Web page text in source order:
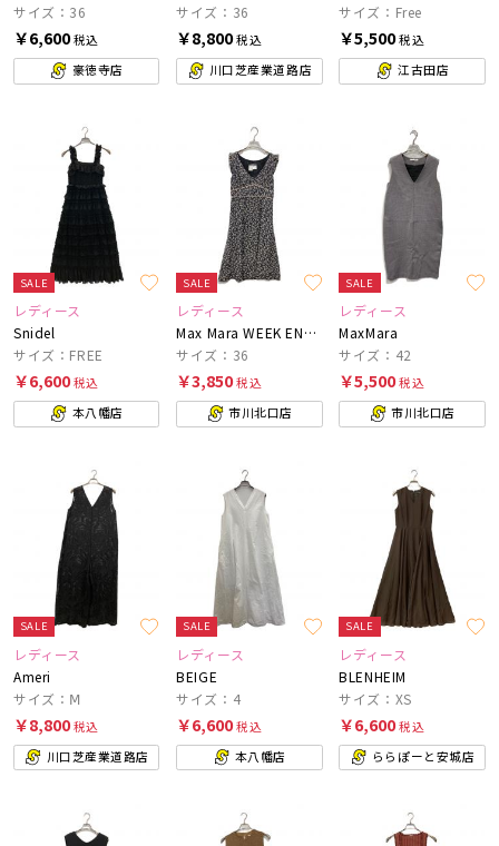
サイズ：36
￥6,600税込
豪徳寺店
サイズ：36
￥8,800税込
川口芝産業道路店
サイズ：Free
￥5,500税込
江古田店
SALE
レディース
Snidel
サイズ：FREE
￥6,600税込
本八幡店
SALE
レディース
Max Mara WEEK END LINE
サイズ：36
￥3,850税込
市川北口店
SALE
レディース
MaxMara
サイズ：42
￥5,500税込
市川北口店
SALE
レディース
Ameri
サイズ：Ⅿ
￥8,800税込
川口芝産業道路店
SALE
レディース
BEIGE
サイズ：4
￥6,600税込
本八幡店
SALE
レディース
BLENHEIM
サイズ：XS
￥6,600税込
ららぽーと安城店